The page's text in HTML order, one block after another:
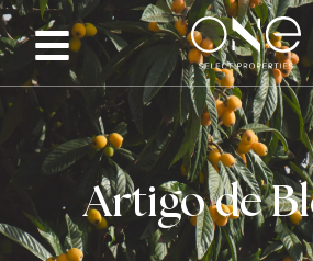
Artigo de